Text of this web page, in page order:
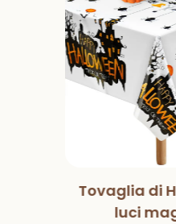
Tovaglia di
luci